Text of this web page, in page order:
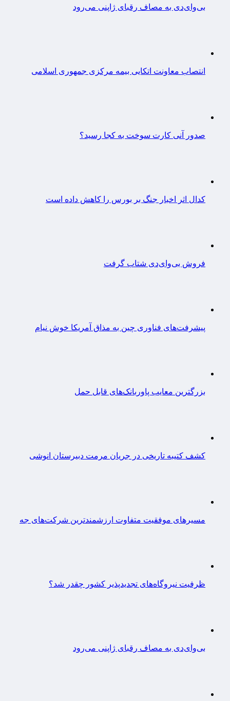
بی‌وای‌دی به مصاف رقبای ژاپنی می‌رود
انتصاب معاونت اتکایی بیمه مرکزی جمهوری اسلامی
صدور آنی کارت سوخت به کجا رسید؟
کدال اثر اخبار جنگ بر بورس را کاهش داده است
فروش بی‌وای‌دی شتاب گرفت
پیشرفت‌های فناوری چین به مذاق آمریکا خوش نیام
بزرگترین معایب پاوربانک‌های قابل حمل
کشف کتیبه تاریخی در جریان مرمت دبیرستان انوشی
مسیرهای موفقیت متفاوت ارزشمندترین شرکت‌های جه
ظرفیت نیروگاه‌های تجدیدپذیر کشور چقدر شد؟
بی‌وای‌دی به مصاف رقبای ژاپنی می‌رود